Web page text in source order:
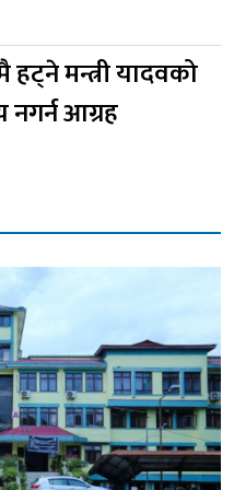
मन्त्री यादवको
आग्रह